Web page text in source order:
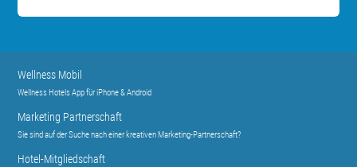
Wellness Mobil
Wellness Hotels App für iPhone & Android
Marketing Partnerschaft
Sie sind auf der Suche nach einer kreativen Marketing-Partnerschaft?
Hotel-Mitgliedschaft